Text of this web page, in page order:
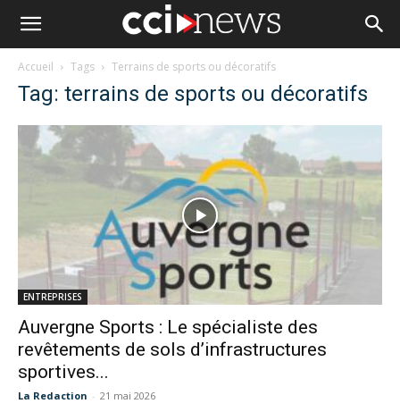
Accueil Tags Terrains de sports ou décoratifs
Tag: terrains de sports ou décoratifs
ENTREPRISES
Auvergne Sports : Le spécialiste des
revêtements de sols d’infrastructures
sportives...
La Redaction - 21 mai 2026